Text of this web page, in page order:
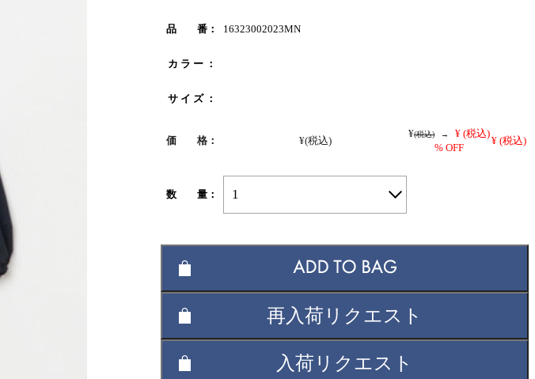
品 番： 16323002023MN
カ ラ ー ：
サ イ ズ ：
価 格： ¥(税込)
¥(税込) → ¥ (税込)
% OFF
¥ (税込)
数 量： 1
再入荷リクエスト
入荷リクエスト